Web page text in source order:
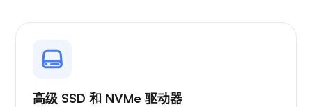
高级 SSD 和 NVMe 驱动器